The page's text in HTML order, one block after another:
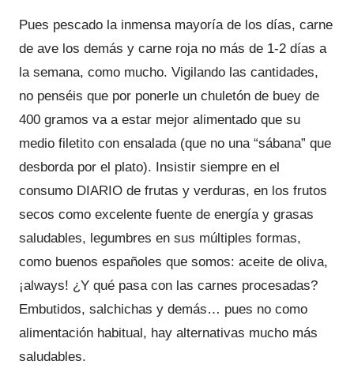
Pues pescado la inmensa mayoría de los días, carne
de ave los demás y carne roja no más de 1-2 días a
la semana, como mucho. Vigilando las cantidades,
no penséis que por ponerle un chuletón de buey de
400 gramos va a estar mejor alimentado que su
medio filetito con ensalada (que no una “sábana” que
desborda por el plato). Insistir siempre en el
consumo DIARIO de frutas y verduras, en los frutos
secos como excelente fuente de energía y grasas
saludables, legumbres en sus múltiples formas,
como buenos españoles que somos: aceite de oliva,
¡always! ¿Y qué pasa con las carnes procesadas?
Embutidos, salchichas y demás… pues no como
alimentación habitual, hay alternativas mucho más
saludables.